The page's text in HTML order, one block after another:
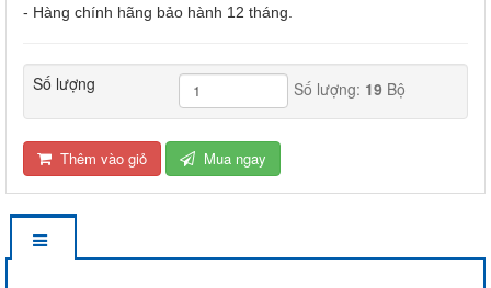
- Hàng chính hãng bảo hành 12 tháng.
Số lượng Số lượng: 19Bộ
Thêm vào giỏ Mua ngay